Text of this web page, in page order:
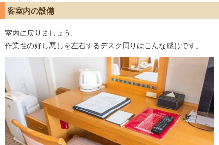
客室内の設備
室内に戻りましょう。
作業性の好し悪しを左右するデスク周りはこんな感じです。